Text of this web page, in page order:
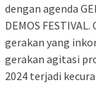
dengan agenda
DEMOS
gerakan yang
gerakan agitasi
2024 terjadi